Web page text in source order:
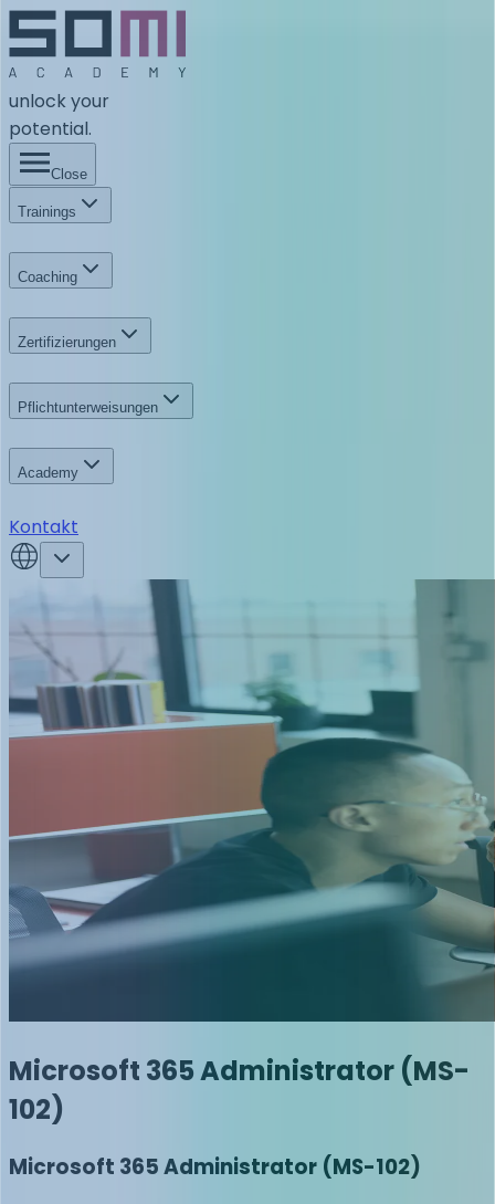
unlock your
potential.
Close
Trainings
Coaching
Zertifizierungen
Pflichtunterweisungen
Academy
Kontakt
Microsoft 365 Administrator (MS-
102)
Microsoft 365 Administrator (MS-102)